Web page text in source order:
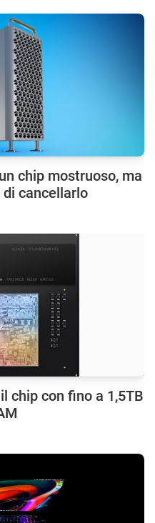
chip mostruoso, ma
cancellarlo
chip con fino a 1,5TB